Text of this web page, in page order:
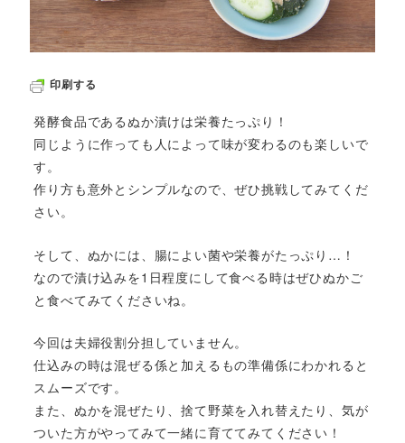
印刷する
発酵食品であるぬか漬けは栄養たっぷり！
同じように作っても人によって味が変わるのも楽しいで
す。
作り方も意外とシンプルなので、ぜひ挑戦してみてくだ
さい。
そして、ぬかには、腸によい菌や栄養がたっぷり…！
なので漬け込みを1日程度にして食べる時はぜひぬかご
と食べてみてくださいね。
今回は夫婦役割分担していません。
仕込みの時は混ぜる係と加えるもの準備係にわかれると
スムーズです。
また、ぬかを混ぜたり、捨て野菜を入れ替えたり、気が
ついた方がやってみて一緒に育ててみてください！